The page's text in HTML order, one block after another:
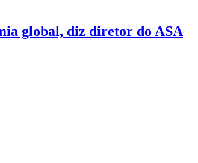
global, diz diretor do ASA